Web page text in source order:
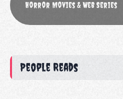
Horror Movies & Web Series
People Reads